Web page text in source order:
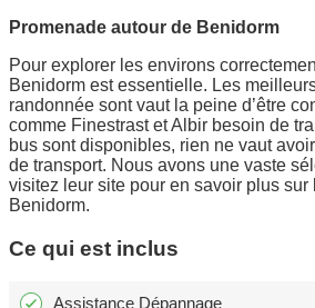
Promenade autour de Benidorm
Pour explorer les environs
Benidorm est essentielle. Les
randonnée sont vaut la peine d’être
comme Finestrast et Albir besoin de
bus sont disponibles, rien ne vaut
de transport. Nous avons une vaste
visitez leur site pour en savoir plus
Benidorm.
Ce qui est inclus
Assistance Dépannage